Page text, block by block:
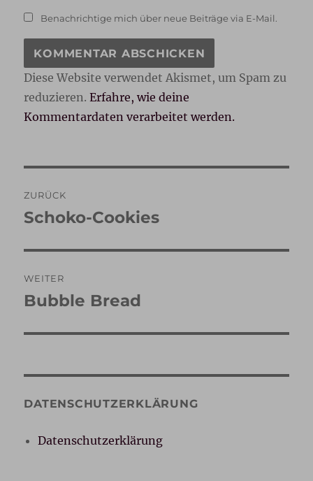
Benachrichtige mich über neue Beiträge via E-Mail.
Diese Website verwendet Akismet, um Spam zu
reduzieren.Erfahre, wie deine
Kommentardaten verarbeitet werden.
ZURÜCK
Vorheriger
Schoko-Cookies
WEITER
Nächster
Bubble Bread
DATENSCHUTZERKLÄRUNG
Datenschutzerklärung